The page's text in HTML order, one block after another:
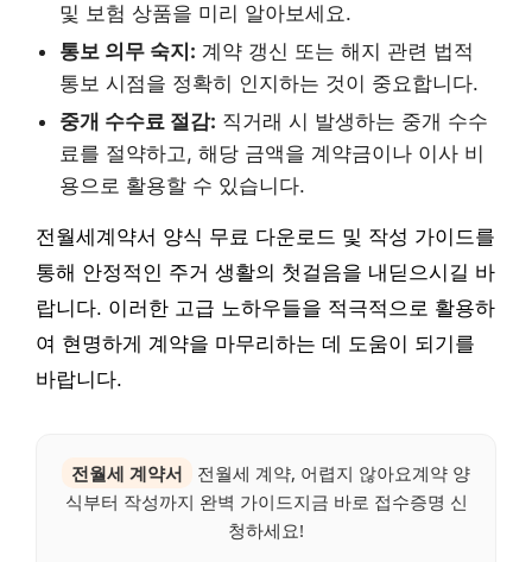
및 보험 상품을 미리 알아보세요.
통보 의무 숙지: 계약 갱신 또는 해지 관련 법적
통보 시점을 정확히 인지하는 것이 중요합니다.
중개 수수료 절감: 직거래 시 발생하는 중개 수수
료를 절약하고, 해당 금액을 계약금이나 이사 비
용으로 활용할 수 있습니다.
전월세계약서 양식 무료 다운로드 및 작성 가이드를
통해 안정적인 주거 생활의 첫걸음을 내딛으시길 바
랍니다. 이러한 고급 노하우들을 적극적으로 활용하
여 현명하게 계약을 마무리하는 데 도움이 되기를
바랍니다.
전월세 계약서
전월세 계약, 어렵지 않아요계약 양
식부터 작성까지 완벽 가이드지금 바로 접수증명 신
청하세요!